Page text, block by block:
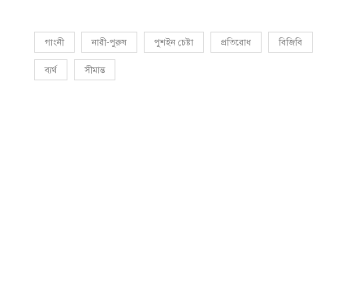
গাংনী নারী-পুরুষ পুশইন চেষ্টা প্রতিরোধ বিজিবি
ব্যর্থ সীমান্ত